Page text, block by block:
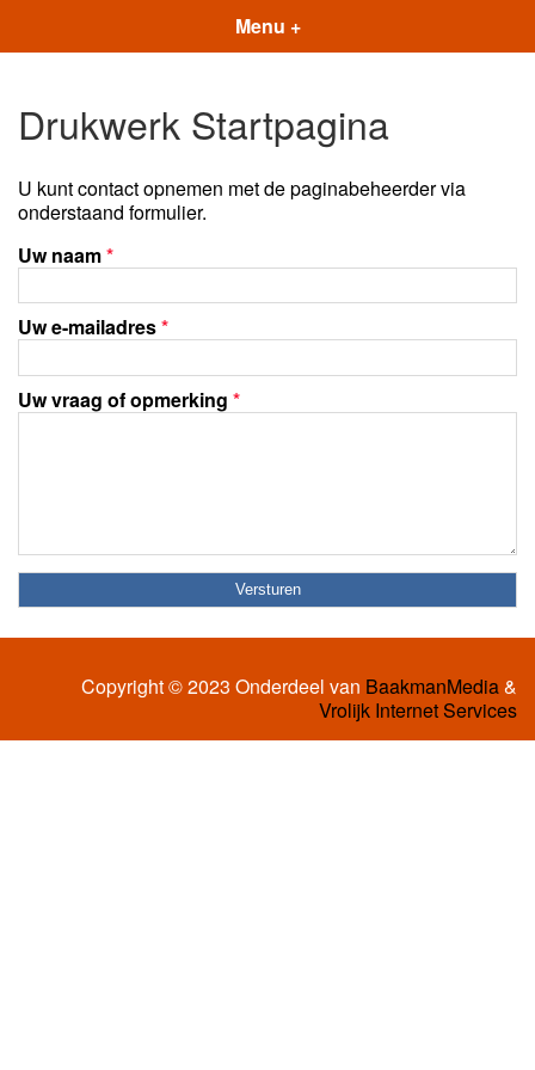
Menu +
Drukwerk Startpagina
U kunt contact opnemen met de paginabeheerder via
onderstaand formulier.
Uw naam*
Uw e-mailadres*
Uw vraag of opmerking *
Copyright © 2023 Onderdeel van BaakmanMedia&
Vrolijk Internet Services